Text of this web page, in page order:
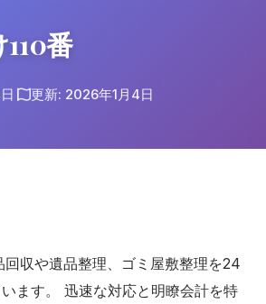
番
更新: 2026年1月4日
収や遺品整理、ゴミ屋敷整理を24
ます。 迅速な対応と明瞭会計を特